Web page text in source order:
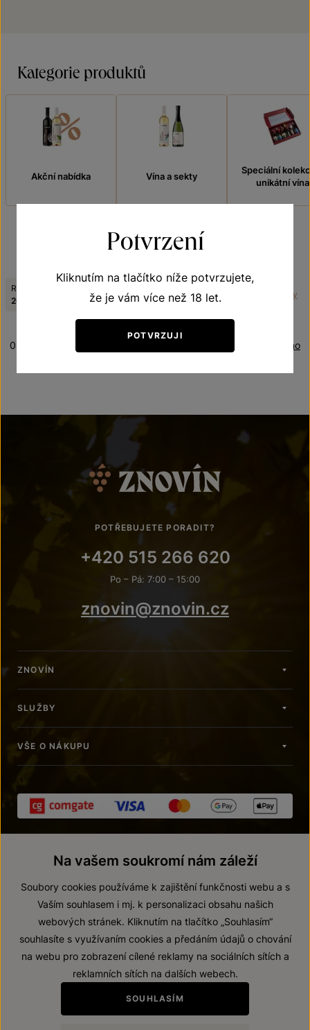
Kategorie produktů
Akční nabídka Vína a sekty
Speciální
unikátní vína
FILTROVAT
Ročník:
2021
Johanniter
Terroir - toulky vinicemi
Zrušit filtry
Oceněno
0 produktů
POTŘEBUJETE PORADIT?
+420 515 266 620
Po – Pá: 7:00 – 15:00
znovin@znovin.cz
ZNOVÍN
SLUŽBY
VŠE O NÁKUPU
© 2026 ZNOVÍN ZNOJMO, a. s.
Prohlášení o přístupnosti
Zákaz prodeje alkoholických nápojů osobám mladším 18 let.
Potvrzení
Kliknutím na tlačítko níže potvrzujete,
že je vám více než 18 let.
POTVRZUJI
Na vašem soukromí nám záleží
Soubory cookies používáme k zajištění funkčnosti webu a s
Vaším souhlasem i mj. k personalizaci obsahu našich
webových stránek. Kliknutím na tlačítko „Souhlasím“
souhlasíte s využívaním cookies a předáním údajů o chování
na webu pro zobrazení cílené reklamy na sociálních sítích a
reklamních sítích na dalších webech.
SOUHLASÍM